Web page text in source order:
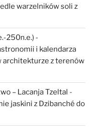
warzelników soli z
250n.e.) -
i kalendarza
architekturze z terenów
– Lacanja Tzeltal -
jaskini z Dzibanché do